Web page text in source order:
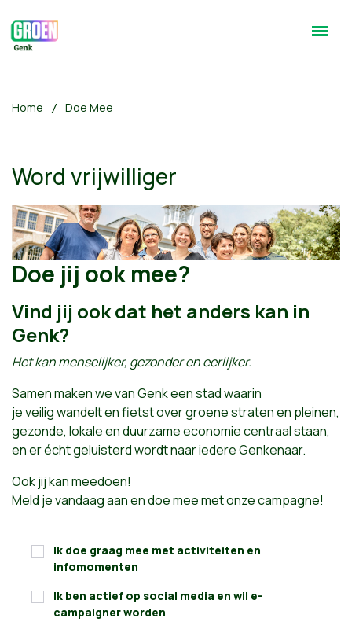
Home Doe Mee
Word vrijwilliger
Doe jij ook mee?
Vind jij ook dat het anders kan in
Genk?
Het kan menselijker, gezonder en eerlijker.
Samen maken we van Genk een stad waarin
je veilig wandelt en fietst over groene straten en pleinen,
gezonde, lokale en duurzame economie centraal staan,
en er écht geluisterd wordt naar iedere Genkenaar.
Ook jij kan meedoen!
Meld je vandaag aan en doe mee met onze campagne!
Ik doe graag mee met activiteiten en
infomomenten
Ik ben actief op social media en wil e-
campaigner worden